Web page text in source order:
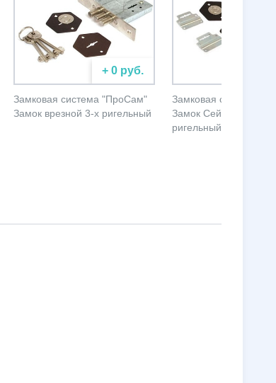
+ 0 руб.
Замковая система "ПроСам"
Замок врезной 3-х ригельный
Замковая система
Замок Сейфовый 4-х
ригельный